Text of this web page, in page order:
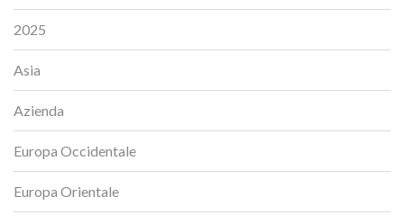
2025
Asia
Azienda
Europa Occidentale
Europa Orientale